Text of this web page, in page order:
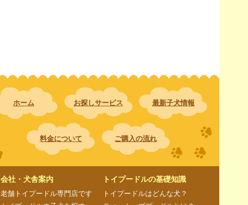
ホーム お探しサービス 最新子犬情報
料金について ご購入の流れ
会社・犬舎案内
老舗トイプードル専門店です
トイプードルの基礎知識
トイプードルはどんな犬？